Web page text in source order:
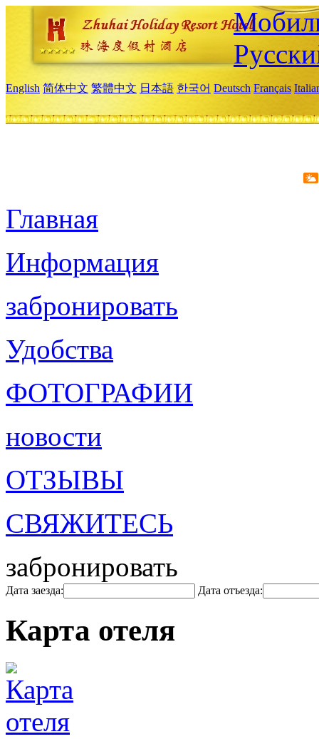
English 简体中文 繁體中文 日本語 한국어 Deutsch Français
Главная
Информация
забронировать
Удобства
ФОТОГРАФИИ
новости
ОТЗЫВЫ
СВЯЖИТЕСЬ
забронировать
Дата заезда: Дата отъезда:
Карта отеля